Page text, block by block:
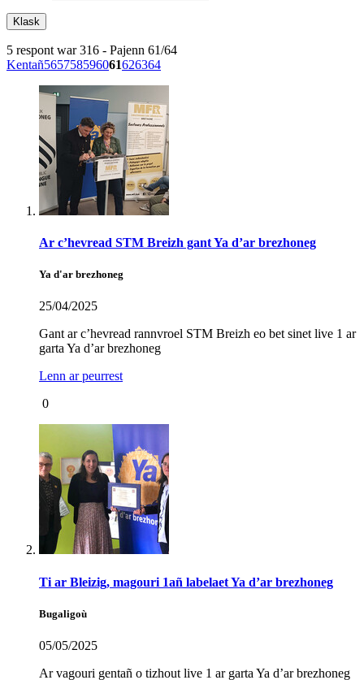
5 respont war 316 - Pajenn 61/64
Kentañ565758596061626364
Ar c’hevread STM Breizh gant Ya d’ar brezhoneg
Ya d'ar brezhoneg
25/04/2025
Gant ar c’hevread rannvroel STM Breizh eo bet sinet live 1 ar
garta Ya d’ar brezhoneg
Lenn ar peurrest
0
Ti ar Bleizig, magouri 1añ labelaet Ya d’ar brezhoneg
Bugaligoù
05/05/2025
Ar vagouri gentañ o tizhout live 1 ar garta Ya d’ar brezhoneg